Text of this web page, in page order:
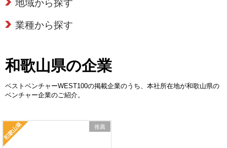
地域から探す
業種から探す
和歌山県の企業
ベストベンチャーWEST100の掲載企業のうち、本社所在地が和歌山県の
ベンチャー企業のご紹介。
推薦